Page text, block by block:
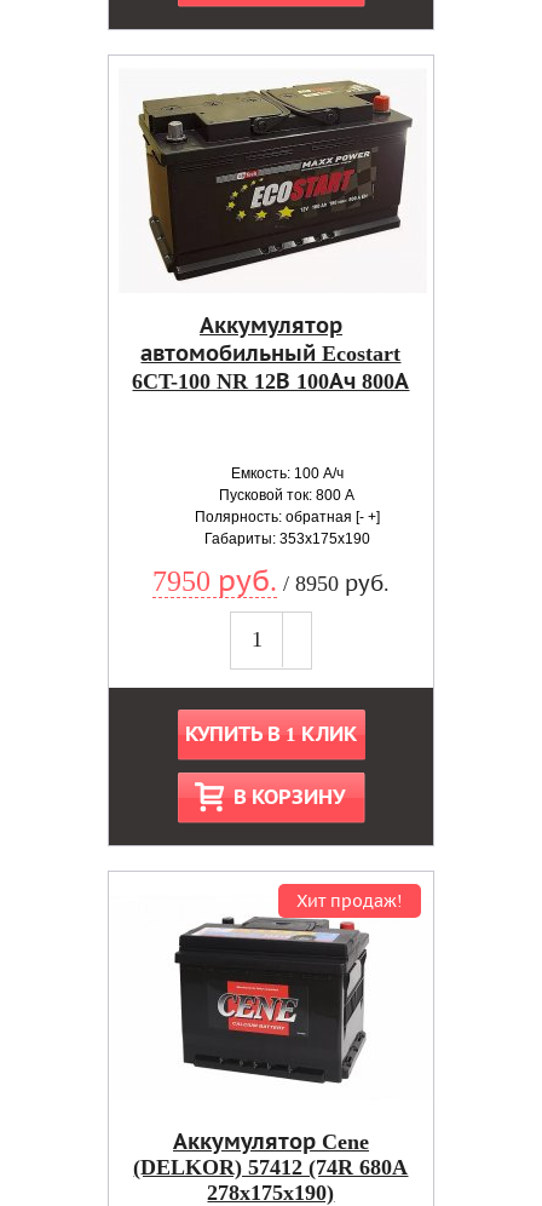
Аккумулятор
автомобильный Ecostart
6CT-100 NR 12В 100Ач 800А
Емкость: 100 А/ч
Пусковой ток: 800 А
Полярность: обратная [- +]
Габариты: 353x175x190
7950 руб. / 8950 руб.
КУПИТЬ В 1 КЛИК
В КОРЗИНУ
Хит продаж!
Аккумулятор Cene
(DELKOR) 57412 (74R 680A
278x175x190)